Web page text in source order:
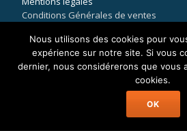
Conditions Générales de ventes
Nous utilisons des cookies pour
expérience sur notre site. Si vous
dernier, nous considérerons que vous
cookies.
OK